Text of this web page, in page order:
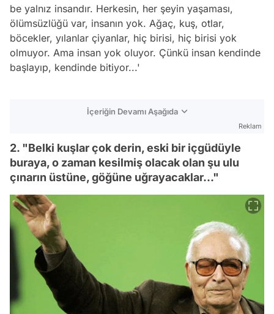
be yalnız insandır. Herkesin, her şeyin yaşaması,
ölümsüzlüğü var, insanın yok. Ağaç, kuş, otlar,
böcekler, yılanlar çiyanlar, hiç birisi, hiç birisi yok
olmuyor. Ama insan yok oluyor. Çünkü insan kendinde
başlayıp, kendinde bitiyor...'
İçeriğin Devamı Aşağıda
Reklam
2. "Belki kuşlar çok derin, eski bir içgüdüyle
buraya, o zaman kesilmiş olacak olan şu ulu
çınarın üstüne, göğüne uğrayacaklar..."